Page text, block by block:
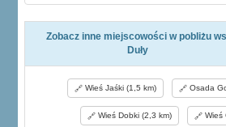
Zobacz inne miejscowości w pobliżu
Duły
Wieś Jaśki (1,5 km) Osada
Wieś Dobki (2,3 km) Wieś